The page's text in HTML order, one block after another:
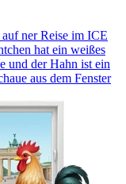
ner Reise im ICE
hat ein weißes
und der Hahn ist ein
aus dem Fenster